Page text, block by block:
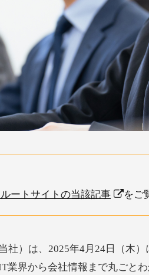
ートサイトの当該記事 をご
社）は、2025年4月24日（木
業界から会社情報まで丸ごと